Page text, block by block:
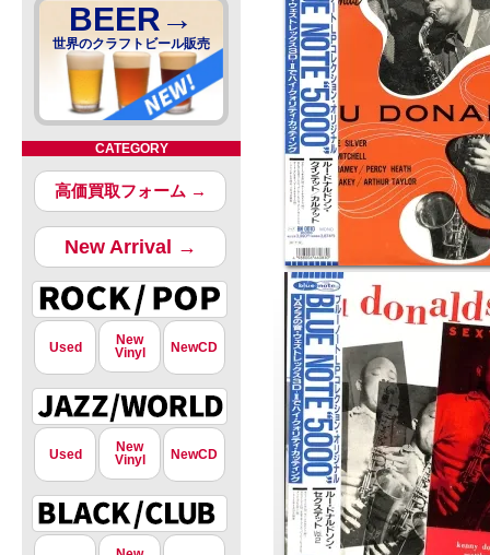
BEER→
世界のクラフトビール販売
CATEGORY
高価買取フォーム →
New Arrival →
Used
New
Vinyl
NewCD
Used
New
Vinyl
NewCD